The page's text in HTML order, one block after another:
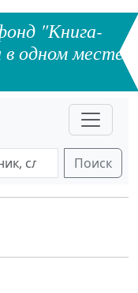
"Книга-
в одном месте
Поиск